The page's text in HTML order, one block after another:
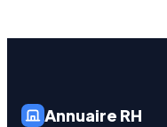
Annuaire RH